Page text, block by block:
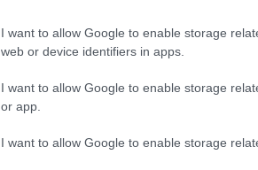
I want to allow Google to enable storage
web or device identifiers in apps.
I want to allow Google to enable storage
or app.
I want to allow Google to enable storage